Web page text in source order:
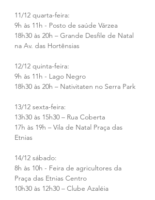
11/12 quarta-feira:
9h às 11h - Posto de saúde Várzea
18h30 às 20h – Grande Desfile de Natal
na Av. das Hortênsias
12/12 quinta-feira:
9h às 11h - Lago Negro
18h30 às 20h – Nativitaten no Serra Park
13/12 sexta-feira:
13h30 às 15h30 – Rua Coberta
17h às 19h – Vila de Natal Praça das
Etnias
14/12 sábado:
8h às 10h - Feira de agricultores da
Praça das Etnias Centro
10h30 às 12h30 – Clube Azaléia